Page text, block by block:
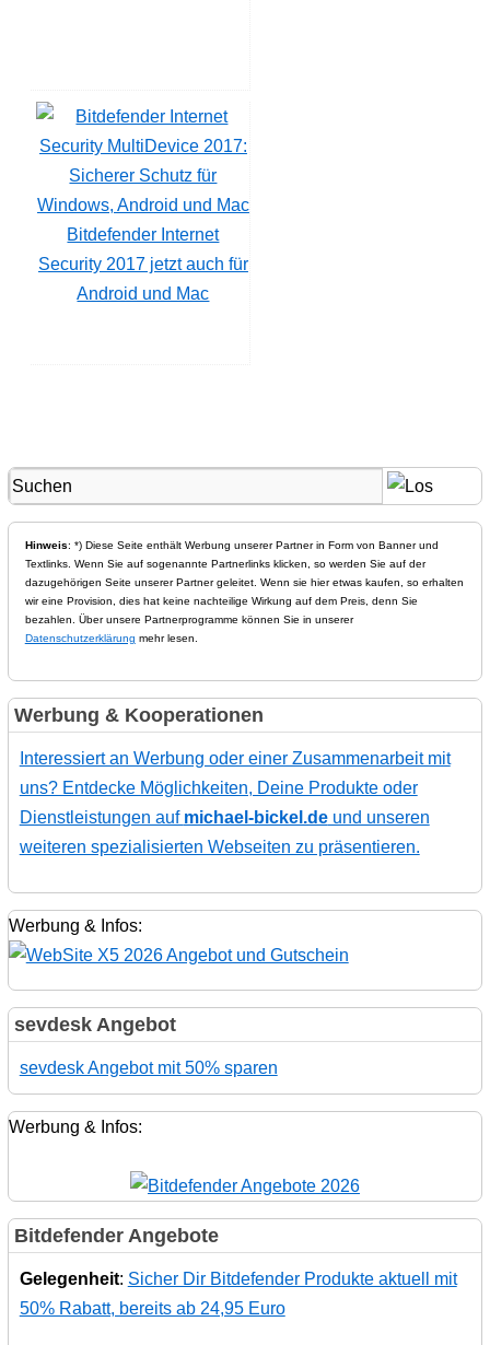
Bitdefender Internet
Security 2017 jetzt auch für
Android und Mac
Hinweis: *) Diese Seite enthält Werbung unserer Partner in Form von Banner und
Textlinks. Wenn Sie auf sogenannte Partnerlinks klicken, so werden Sie auf der
dazugehörigen Seite unserer Partner geleitet. Wenn sie hier etwas kaufen, so erhalten
wir eine Provision, dies hat keine nachteilige Wirkung auf dem Preis, denn Sie
bezahlen. Über unsere Partnerprogramme können Sie in unserer
Datenschutzerklärung mehr lesen.
Werbung & Kooperationen
Interessiert an Werbung oder einer Zusammenarbeit mit
uns? Entdecke Möglichkeiten, Deine Produkte oder
Dienstleistungen auf michael-bickel.deund unseren
weiteren spezialisierten Webseiten zu präsentieren.
Werbung & Infos:
sevdesk Angebot
sevdesk Angebot mit 50% sparen
Werbung & Infos:
Bitdefender Angebote
Gelegenheit: Sicher Dir Bitdefender Produkte aktuell mit
50% Rabatt, bereits ab 24,95 Euro